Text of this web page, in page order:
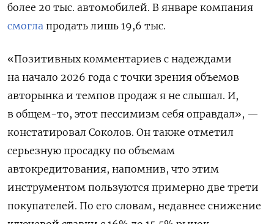
более 20 тыс. автомобилей. В январе компания
смогла продать лишь 19,6 тыс.
«Позитивных комментариев с надеждами
на начало 2026 года с точки зрения объемов
авторынка и темпов продаж я не слышал. И,
в общем-то, этот пессимизм себя оправдал», —
констатировал Соколов. Он также отметил
серьезную просадку по объемам
автокредитования, напомнив, что этим
инструментом пользуются примерно две трети
покупателей. По его словам, недавнее снижение